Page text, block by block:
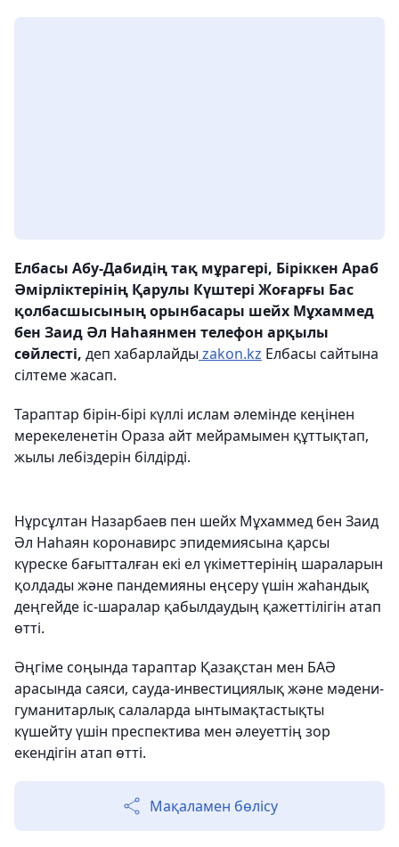
Елбасы Абу-Дабидің тақ мұрагері, Біріккен Араб
Әмірліктерінің Қарулы Күштері Жоғарғы Бас
қолбасшысының орынбасары шейх Мұхаммед
бен Заид Әл Наһаянмен телефон арқылы
сөйлесті, деп хабарлайды zakon.kz Елбасы сайтына
сілтеме жасап.
Тараптар бірін-бірі күллі ислам әлемінде кеңінен
мерекеленетін Ораза айт мейрамымен құттықтап,
жылы лебіздерін білдірді.
Нұрсұлтан Назарбаев пен шейх Мұхаммед бен Заид
Әл Наһаян коронавирс эпидемиясына қарсы
күреске бағытталған екі ел үкіметтерінің шараларын
қолдады және пандемияны еңсеру үшін жаһандық
деңгейде іс-шаралар қабылдаудың қажеттілігін атап
өтті.
Әңгіме соңында тараптар Қазақстан мен БАӘ
арасында саяси, сауда-инвестициялық және мәдени-
гуманитарлық салаларда ынтымақтастықты
күшейту үшін преспектива мен әлеуеттің зор
екендігін атап өтті.
Мақаламен бөлісу